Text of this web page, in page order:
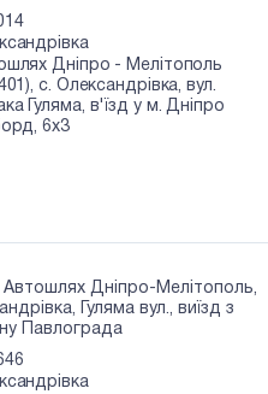
Дніпро - Мелітополь
с. Олександрівка, вул.
Гуляма, в'їзд у м. Дніпро
6х3
Автошлях Дніпро-Мелітополь,
Гуляма вул., виїзд з
Павлограда